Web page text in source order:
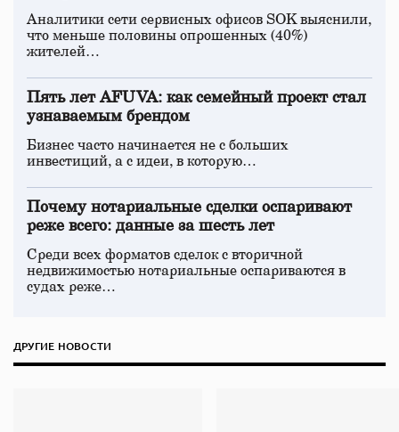
Аналитики сети сервисных офисов SOK выяснили,
что меньше половины опрошенных (40%)
жителей…
Пять лет AFUVA: как семейный проект стал
узнаваемым брендом
Бизнес часто начинается не с больших
инвестиций, а с идеи, в которую…
Почему нотариальные сделки оспаривают
реже всего: данные за шесть лет
Среди всех форматов сделок с вторичной
недвижимостью нотариальные оспариваются в
судах реже…
ДРУГИЕ НОВОСТИ